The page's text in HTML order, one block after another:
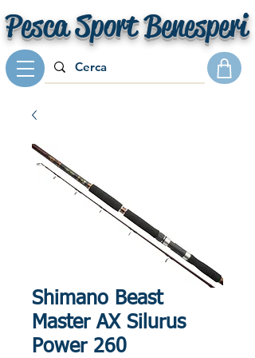
Pesca Sport Benesperi
Shimano Beast
Master AX Silurus
Power 260